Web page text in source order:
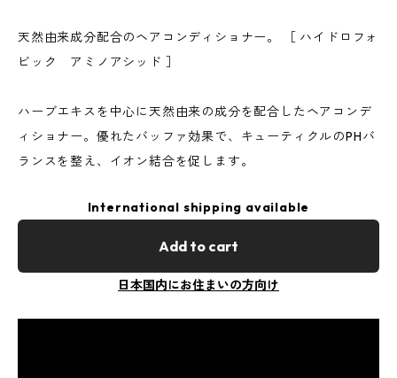
天然由来成分配合のヘアコンディショナー。 ［ ハイドロフォ
ビック アミノアシッド ］
ハーブエキスを中心に天然由来の成分を配合したヘアコンデ
ィショナー。優れたバッファ効果で、キューティクルのPHバ
ランスを整え、イオン結合を促します。
International shipping available
Add to cart
日本国内にお住まいの方向け